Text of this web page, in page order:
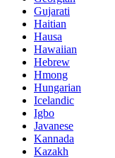
Gujarati
Haitian
Hausa
Hawaiian
Hebrew
Hmong
Hungarian
Icelandic
Igbo
Javanese
Kannada
Kazakh